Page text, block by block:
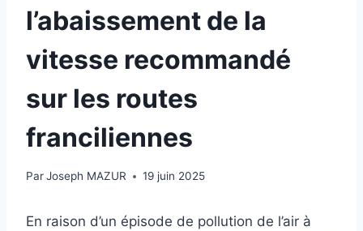
l’abaissement de la
vitesse recommandé
sur les routes
franciliennes
ParJoseph MAZUR 19 juin 2025
En raison d’un épisode de pollution de l’air à